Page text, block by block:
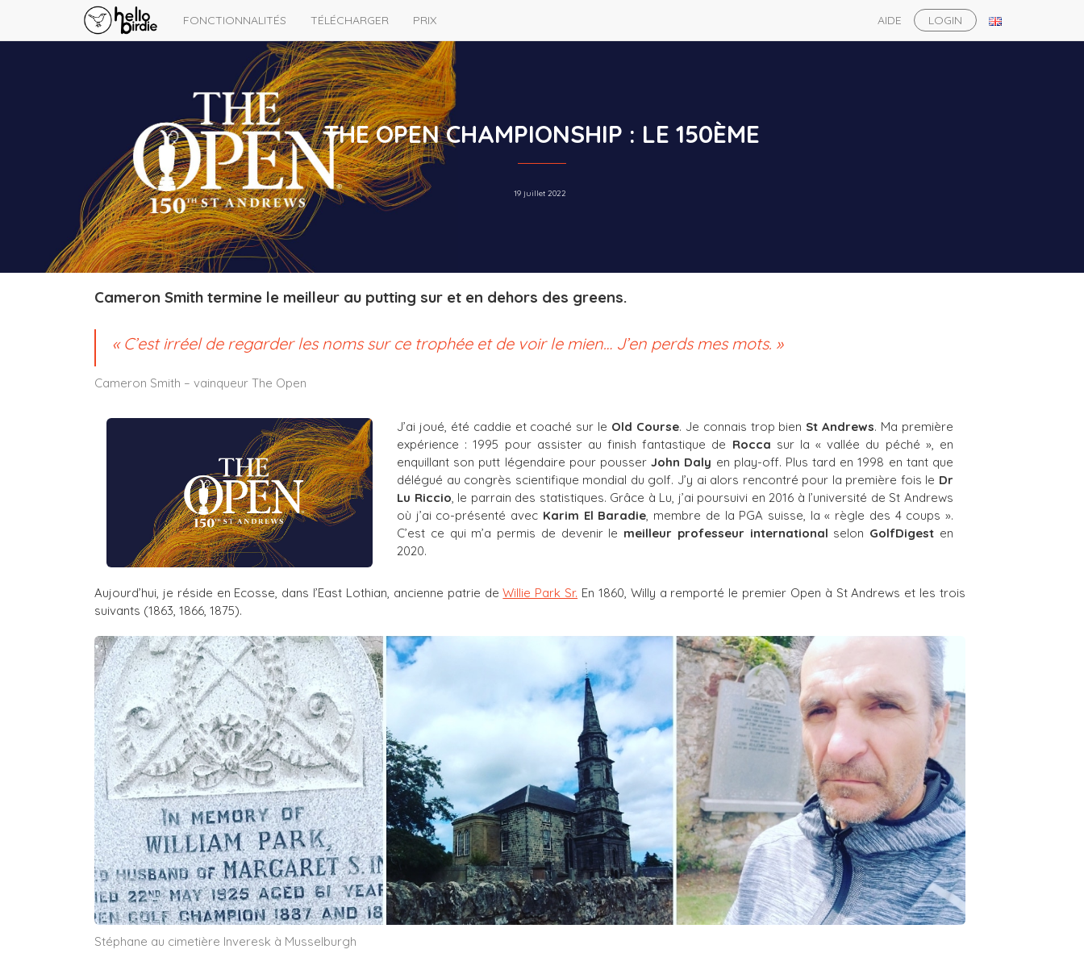
FONCTIONNALITÉS TÉLÉCHARGER PRIX AIDE LOGIN
THE OPEN CHAMPIONSHIP : LE 150ÈME
19 juillet 2022
Cameron Smith termine le meilleur au putting sur et en dehors des greens.
« C’est irréel de regarder les noms sur ce trophée et de voir le mien… J’en perds mes mots. »
Cameron Smith – vainqueur The Open
J’ai joué, été caddie et coaché sur le Old Course. Je connais trop bien St Andrews. Ma première
expérience : 1995 pour assister au finish fantastique de Rocca sur la « vallée du péché », en
enquillant son putt légendaire pour pousserJohn Daly en play-off. Plus tard en 1998 en tant que
délégué au congrès scientifique mondial du golf. J’y ai alors rencontré pour la première fois le Dr
Lu Riccio , le parrain des statistiques. Grâce à Lu, j’ai poursuivi en 2016 à l’université de St Andrews
où j’ai co-présenté avec Karim El Baradie , membre de la PGA suisse, la « règle des 4 coups ».
C’est ce qui m’a permis de devenir le meilleur professeur international selon GolfDigest en
2020.
Aujourd’hui, je réside en Ecosse, dans l’East Lothian, ancienne patrie deWillie Park Sr. En 1860, Willy a remporté le premier Open à St Andrews et les trois
suivants (1863, 1866, 1875).
Stéphane au cimetière Inveresk à Musselburgh